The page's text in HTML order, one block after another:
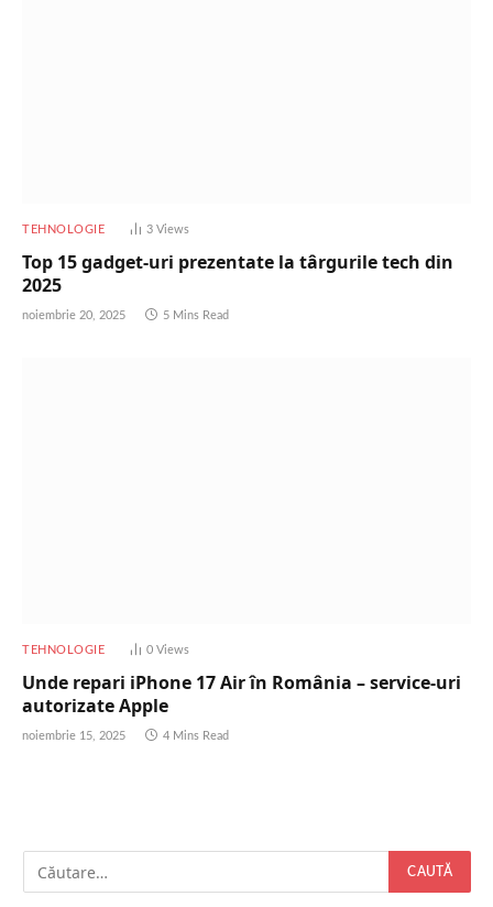
TEHNOLOGIE 3 Views
Top 15 gadget-uri prezentate la târgurile tech din
2025
noiembrie 20, 2025 5 Mins Read
TEHNOLOGIE 0 Views
Unde repari iPhone 17 Air în România – service-uri
autorizate Apple
noiembrie 15, 2025 4 Mins Read